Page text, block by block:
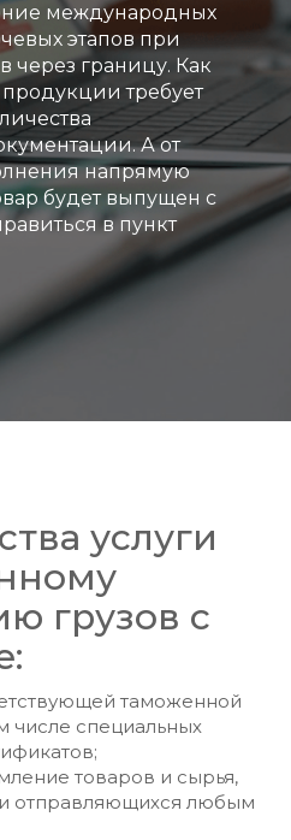
международных
этапов при
через границу. Как
требует
А от
напрямую
будет выпущен с
в пункт
услуги
грузов с
таможенной
числе специальных
товаров и сырья,
отправляющихся любым